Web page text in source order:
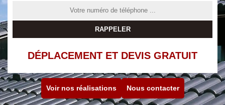
DÉPLACEMENT ET DEVIS GRATUIT
Voir nos réalisations Nous contacter